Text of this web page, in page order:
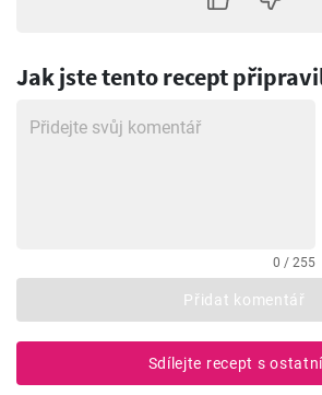
Jak jste tento recept
0 / 255
Přidat komentář
Sdílejte recept s